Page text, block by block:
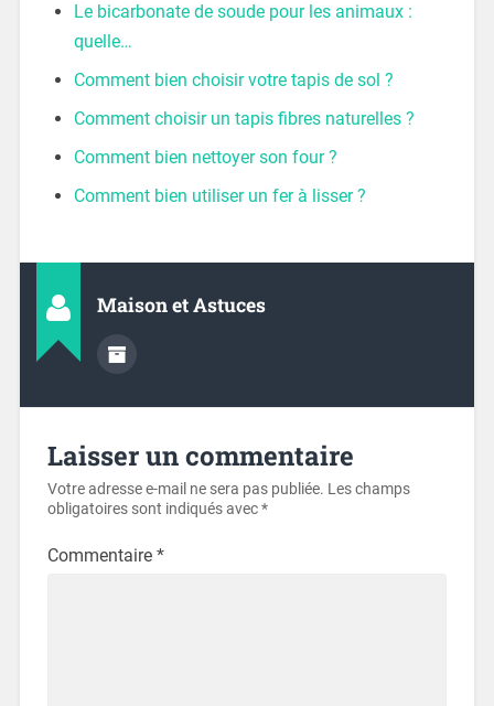
Le bicarbonate de soude pour les animaux :
quelle…
Comment bien choisir votre tapis de sol ?
Comment choisir un tapis fibres naturelles ?
Comment bien nettoyer son four ?
Comment bien utiliser un fer à lisser ?
Maison et Astuces
Laisser un commentaire
Votre adresse e-mail ne sera pas publiée. Les champs
obligatoires sont indiqués avec*
Commentaire *